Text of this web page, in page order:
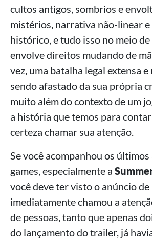
cultos antigos, sombrios e
mistérios, narrativa não-linear
histórico, e tudo isso no meio
envolve direitos mudando de
vez, uma batalha legal extensa
sendo afastado da sua própria
muito além do contexto de um
a história que temos para
certeza chamar sua atenção.
Se você acompanhou os
games, especialmente a
você deve ter visto o anúncio
imediatamente chamou a
de pessoas, tanto que apenas
do lançamento do trailer, já